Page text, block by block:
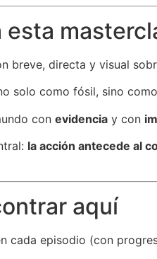
esta
breve, directa y visual
solo como fósil, sino como
con evidencia y con
la acción antecede al
aquí
cada episodio (con